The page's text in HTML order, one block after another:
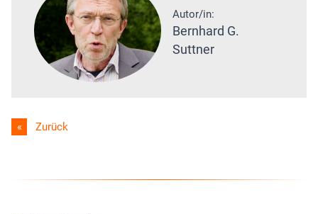
Autor/in:
Bernhard G.
Suttner
Zurück